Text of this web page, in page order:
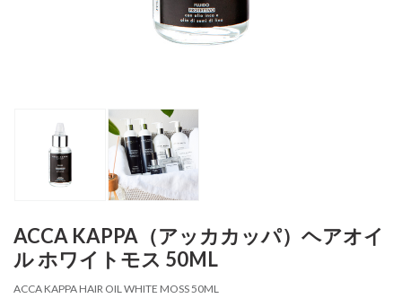
ACCA KAPPA（アッカカッパ）ヘアオイ
ル ホワイトモス 50ML
ACCA KAPPA HAIR OIL WHITE MOSS 50ML